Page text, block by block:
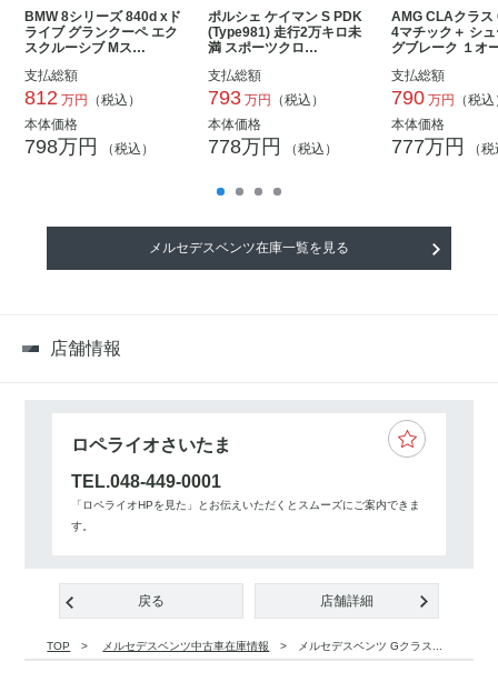
BMW 8シリーズ 840d xド
ライブ グランクーペ エク
スクルーシブ Mス…
支払総額
812 万円
（税込）
本体価格
798万円 （税込）
ポルシェ ケイマン S PDK
(Type981) 走行2万キロ未
満 スポーツクロ…
支払総額
793 万円
（税込）
本体価格
778万円 （税込）
AMG CLAクラス
4マチック＋ シ
グブレーク １オ
支払総額
790 万円
（税
本体価格
777万円 （
メルセデスベンツ在庫一覧を見る
店舗情報
ロペライオさいたま
TEL.048-449-0001
「ロペライオHPを見た」とお伝えいただくとスムーズにご案内できま
す。
戻る 店舗詳細
TOP メルセデスベンツ中古車在庫情報 メルセデスベンツ Gクラス...